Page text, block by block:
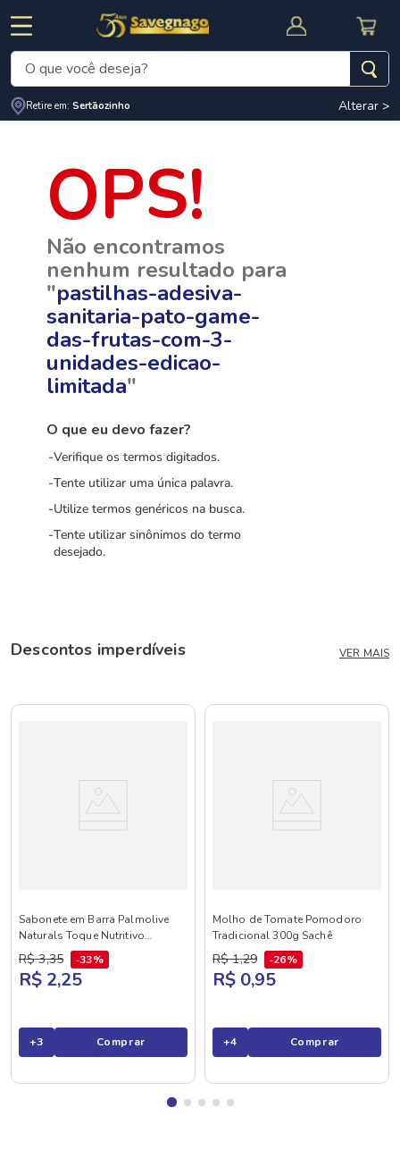
CUPOM DE DESCONTO
O que você deseja?
Retire em: Sertãozinho Alterar >
Não encontramos
nenhum resultado para
"pastilhas-adesiva-
sanitaria-pato-game-
das-frutas-com-3-
unidades-edicao-
limitada"
O que eu devo fazer?
Verifique os termos digitados.
Tente utilizar uma única palavra.
Utilize termos genéricos na busca.
Tente utilizar sinônimos do termo
desejado.
Descontos imperdíveis VER MAIS
Sabonete em Barra Palmolive
Naturals Toque Nutritivo
Framboesa e Amora 85g
R$ 3,35 33%
R$ 2,25
+3 Comprar
Molho de Tomate Pomodoro
Tradicional 300g Sachê
R$ 1,29 26%
R$ 0,95
+4 Comprar
Termos mais buscados
cafe
cerveja
carne
arroz